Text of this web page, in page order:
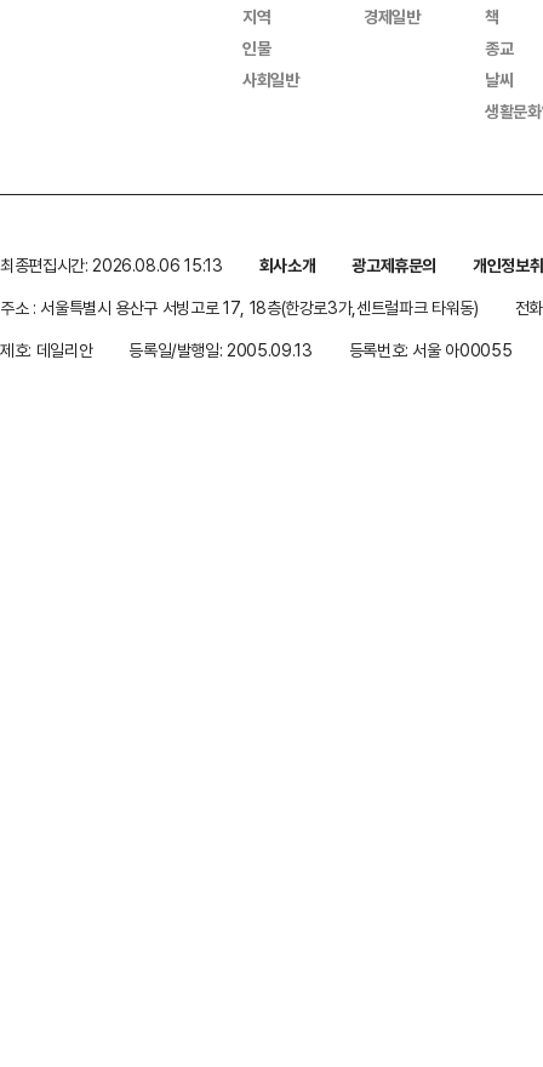
지역
인물
사회일반
경제일반
책
종교
날씨
생활문
최종편집시간: 2026.08.06 15:13 회사소개 광고제휴문의
개인정보
주소 : 서울특별시 용산구 서빙고로 17, 18층(한강로3가,센트럴파크 타워동)
전
제호: 데일리안
등록일/발행일: 2005.09.13 등록번호: 서울 아00055